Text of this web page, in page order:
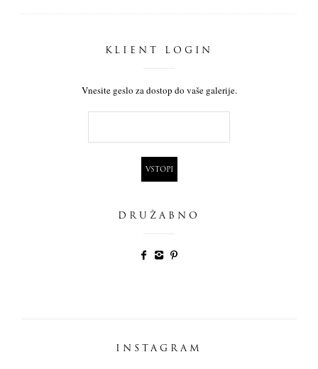
KLIENT LOGIN
Vnesite geslo za dostop do vaše galerije.
DRUŽABNO
INSTAGRAM